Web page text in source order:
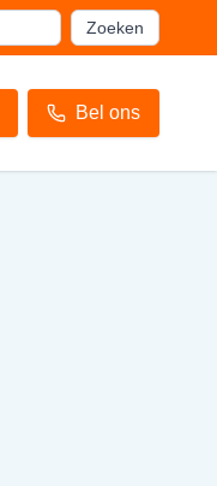
Zoeken
Bel ons